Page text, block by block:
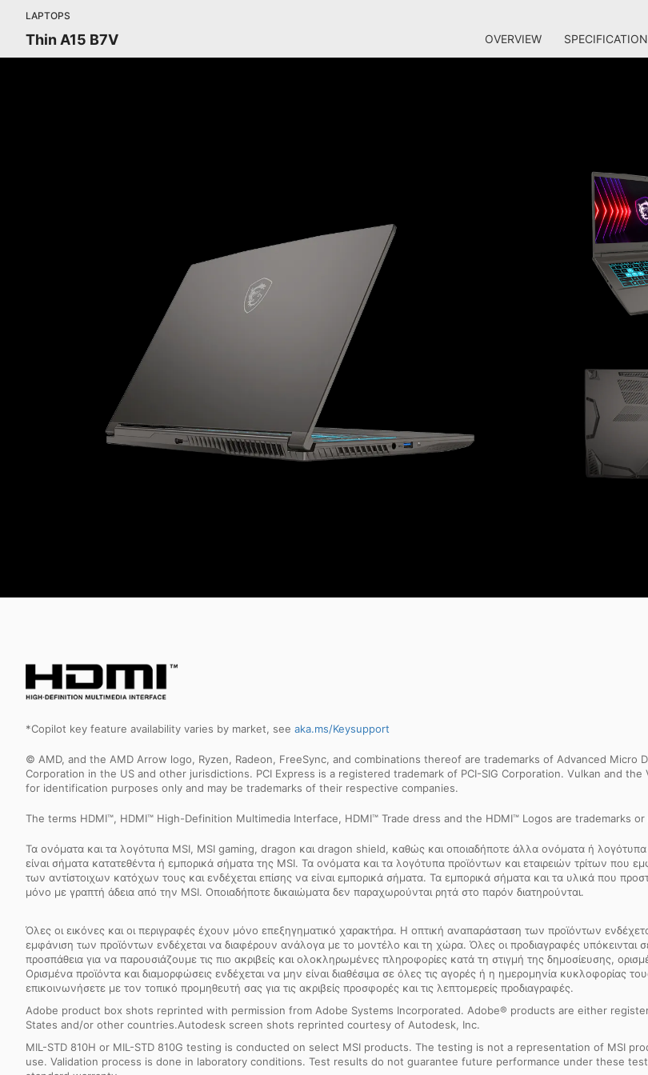
LAPTOPS
Thin A15 B7V OVERVIEW
*Copilot key feature availability varies by market, see aka.ms/Keysupport
© AMD, and the AMD Arrow logo, Ryzen, Radeon, FreeSync, and combinations thereof are trademarks of Advanced
Corporation in the US and other jurisdictions. PCI Express is a registered trademark of PCI-SIG Corporation. Vulkan and
for identification purposes only and may be trademarks of their respective companies.
The terms HDMI™, HDMI™ High-Definition Multimedia Interface, HDMI™ Trade dress and the HDMI™ Logos are trademarks
Τα ονόματα και τα λογότυπα MSI, MSI gaming, dragon και dragon shield, καθώς και οποιαδήποτε άλλα ονόματα ή
είναι σήματα κατατεθέντα ή εμπορικά σήματα της MSI. Τα ονόματα και τα λογότυπα προϊόντων και εταιρειών τρίτων που
των αντίστοιχων κατόχων τους και ενδέχεται επίσης να είναι εμπορικά σήματα. Τα εμπορικά σήματα και τα υλικά που
μόνο με γραπτή άδεια από την MSI. Οποιαδήποτε δικαιώματα δεν παραχωρούνται ρητά στο παρόν διατηρούνται.
Όλες οι εικόνες και οι περιγραφές έχουν μόνο επεξηγηματικό χαρακτήρα. Η οπτική αναπαράσταση των προϊόντων
εμφάνιση των προϊόντων ενδέχεται να διαφέρουν ανάλογα με το μοντέλο και τη χώρα. Όλες οι προδιαγραφές
προσπάθεια για να παρουσιάζουμε τις πιο ακριβείς και ολοκληρωμένες πληροφορίες κατά τη στιγμή της δημοσίευσης,
Ορισμένα προϊόντα και διαμορφώσεις ενδέχεται να μην είναι διαθέσιμα σε όλες τις αγορές ή η ημερομηνία κυκλοφορίας
επικοινωνήσετε με τον τοπικό προμηθευτή σας για τις ακριβείς προσφορές και τις λεπτομερείς προδιαγραφές.
Adobe product box shots reprinted with permission from Adobe Systems Incorporated. Adobe® products are either
States and/or other countries.Autodesk screen shots reprinted courtesy of Autodesk, Inc.
MIL-STD 810H or MIL-STD 810G testing is conducted on select MSI products. The testing is not a representation of MSI
use. Validation process is done in laboratory conditions. Test results do not guarantee future performance under these